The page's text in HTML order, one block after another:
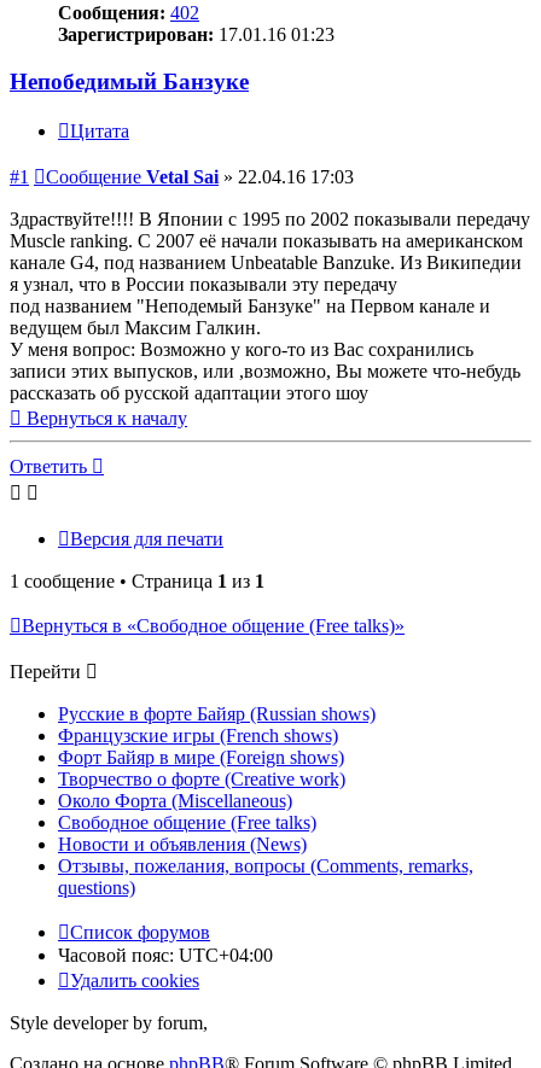
Сообщения: 402
Зарегистрирован: 17.01.16 01:23
Непобедимый Банзуке
Цитата
#1 Сообщение Vetal Sai » 22.04.16 17:03
Здраствуйте!!!! В Японии с 1995 по 2002 показывали передачу
Muscle ranking. С 2007 её начали показывать на американском
канале G4, под названием Unbeatable Banzuke. Из Википедии
я узнал, что в России показывали эту передачу
под названием "Неподемый Банзуке" на Первом канале и
ведущем был Максим Галкин.
У меня вопрос: Возможно у кого-то из Вас сохранились
записи этих выпусков, или ,возможно, Вы можете что-небудь
рассказать об русской адаптации этого шоу
Вернуться к началу
Ответить
Версия для печати
1 сообщение • Страница 1 из 1
Вернуться в «Свободное общение (Free talks)»
Перейти
Русские в форте Байяр (Russian shows)
Французские игры (French shows)
Форт Байяр в мире (Foreign shows)
Творчество о форте (Creative work)
Около Форта (Miscellaneous)
Свободное общение (Free talks)
Новости и объявления (News)
Отзывы, пожелания, вопросы (Comments, remarks,
questions)
Список форумов
Часовой пояс: UTC+04:00
Удалить cookies
Style developer by forum,